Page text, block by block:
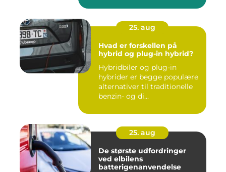
25. aug
Hvad er forskellen på
hybrid og plug-in hybrid?
Hybridbiler og plug-in
hybrider er begge populære
alternativer til traditionelle
benzin- og di...
25. aug
De største udfordringer
ved elbilens
batterigenanvendelse